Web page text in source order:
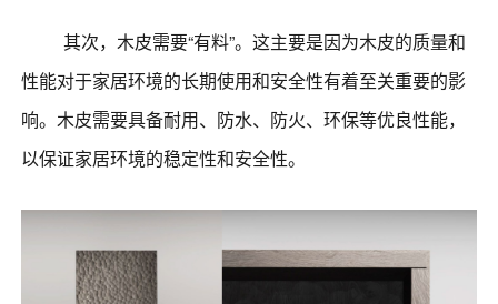
其次，木皮需要“有料”。这主要是因为木皮的质量和
性能对于家居环境的长期使用和安全性有着至关重要的影
响。木皮需要具备耐用、防水、防火、环保等优良性能，
以保证家居环境的稳定性和安全性。